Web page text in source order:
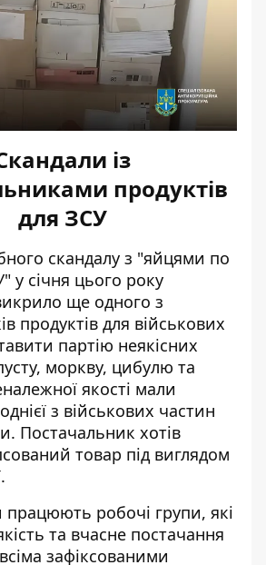
із
продуктів
для ЗСУ
скандалу з "яйцями по
у січня цього року
ще одного з
продуктів для військових
партію неякісних
моркву, цибулю та
якості мали
з військових частин
Постачальник хотів
товар під виглядом
робочі групи, які
та вчасне постачання
зафіксованими